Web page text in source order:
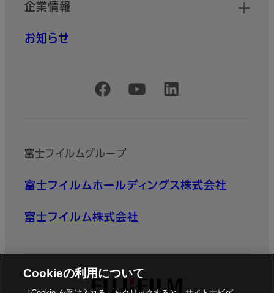
企業情報
お知らせ
公式SNSアカウント
富士フイルムグループ
富士フイルムホールディングス株式会社
富士フイルム株式会社
Cookieの利用について